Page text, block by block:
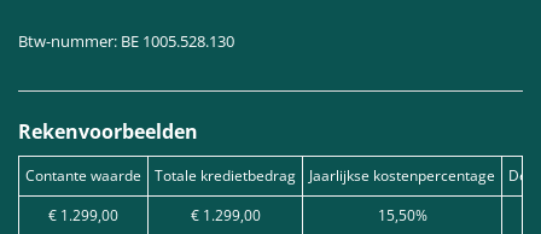
Btw-nummer: BE 1005.528.130
Rekenvoorbeelden
Contante waarde Totale kredietbedrag Jaarlijkse kostenpercentage
€ 1.299,00
€ 1.299,00
15,50%